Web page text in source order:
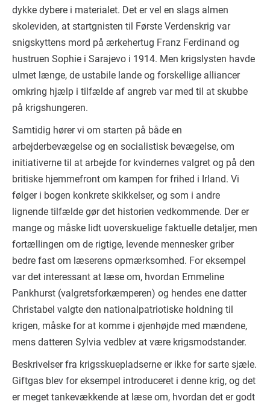
dykke dybere i materialet. Det er vel en slags almen
skoleviden, at startgnisten til Første Verdenskrig var
snigskyttens mord på ærkehertug Franz Ferdinand og
hustruen Sophie i Sarajevo i 1914. Men krigslysten havde
ulmet længe, de ustabile lande og forskellige alliancer
omkring hjælp i tilfælde af angreb var med til at skubbe
på krigshungeren.
Samtidig hører vi om starten på både en
arbejderbevægelse og en socialistisk bevægelse, om
initiativerne til at arbejde for kvindernes valgret og på den
britiske hjemmefront om kampen for frihed i Irland. Vi
følger i bogen konkrete skikkelser, og som i andre
lignende tilfælde gør det historien vedkommende. Der er
mange og måske lidt uoverskuelige faktuelle detaljer, men
fortællingen om de rigtige, levende mennesker griber
bedre fast om læserens opmærksomhed. For eksempel
var det interessant at læse om, hvordan Emmeline
Pankhurst (valgretsforkæmperen) og hendes ene datter
Christabel valgte den nationalpatriotiske holdning til
krigen, måske for at komme i øjenhøjde med mændene,
mens datteren Sylvia vedblev at være krigsmodstander.
Beskrivelser fra krigsskuepladserne er ikke for sarte sjæle.
Giftgas blev for eksempel introduceret i denne krig, og det
er meget tankevækkende at læse om, hvordan det er godt